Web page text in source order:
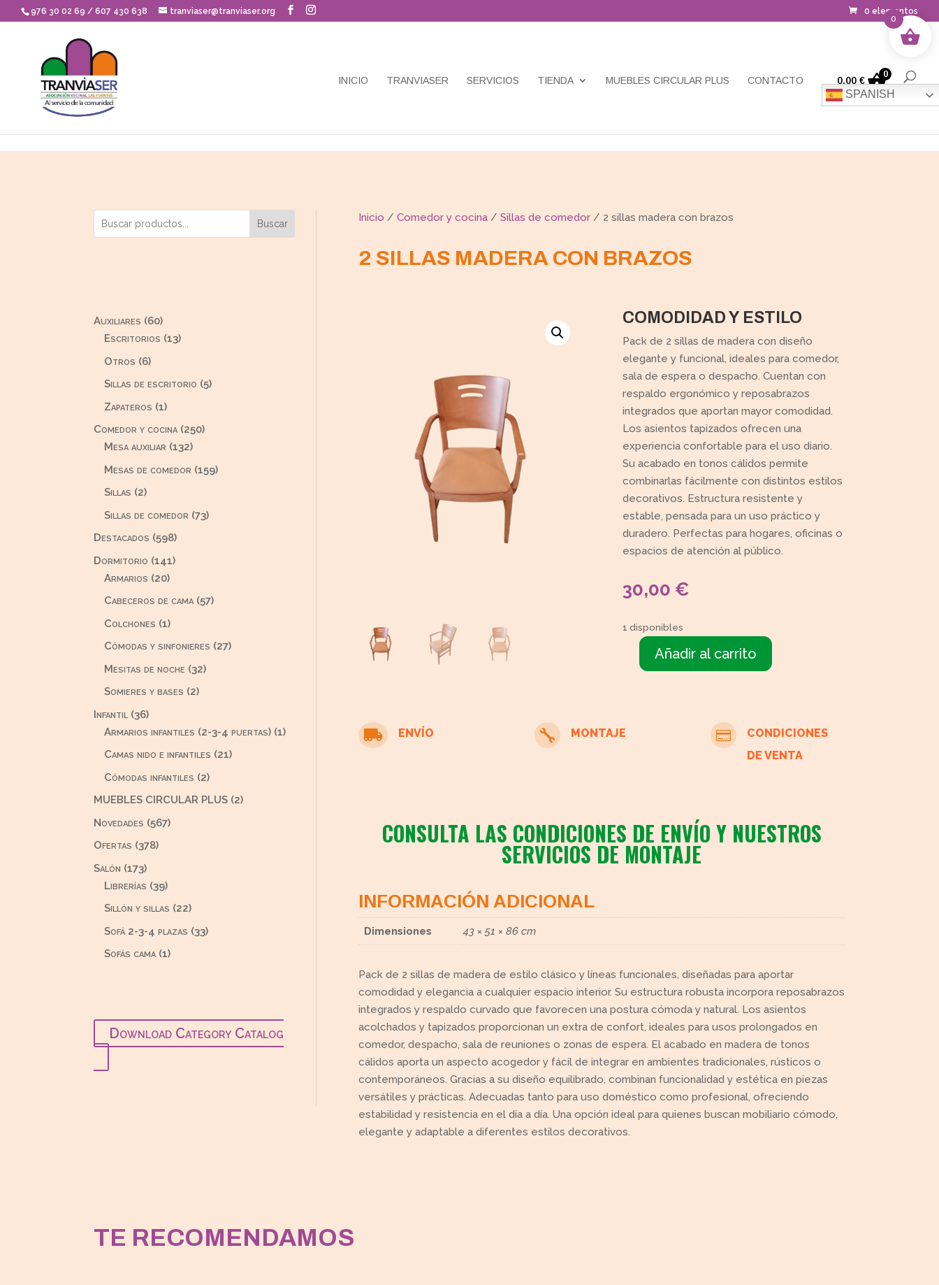
Skip to content
976 30 02 69 / 607 430 638 tranviaser@tranviaser.org 0 elementos
INICIO TRANVIASER SERVICIOS TIENDA MUEBLES CIRCULAR PLUS CONTACTO
SPANISH
0,00 €
0
Buscar
Auxiliares 6060
productos
Escritorios 1313
Otros 66
Sillas de escritorio 55
Zapateros 11
producto
Comedor y cocina 250250
Mesa auxiliar 132132
productos
Mesas de comedor 159159
Sillas 22
productos
Sillas de comedor 7373
Destacados 598598
productos
Dormitorio 141141
Armarios 2020
productos
Cabeceros de cama 5757
Colchones 11
Cómodas y sinfonieres 2727
Mesitas de noche 3232
Somieres y bases 22
Infantil 3636
productos
Armarios infantiles (2-3-4 puertas) 11
Camas nido e infantiles 2121
Cómodas infantiles 22
productos
MUEBLES CIRCULAR PLUS 22
Novedades 567567
Ofertas 378378
Salón 173173
productos
Librerías 3939
productos
Sillón y sillas 2222
productos
Sofá 2-3-4 plazas 3333
Sofás cama 11
Download Category Catalog
Inicio / Comedor y cocina/ Sillas de comedor/ 2 sillas madera con brazos
2 SILLAS MADERA CON BRAZOS
COMODIDAD Y ESTILO
Pack de 2 sillas de madera con diseño
elegante y funcional, ideales para comedor,
sala de espera o despacho. Cuentan con
respaldo ergonómico y reposabrazos
integrados que aportan mayor comodidad.
Los asientos tapizados ofrecen una
experiencia confortable para el uso diario.
Su acabado en tonos cálidos permite
combinarlas fácilmente con distintos estilos
decorativos. Estructura resistente y
estable, pensada para un uso práctico y
duradero. Perfectas para hogares, oficinas o
espacios de atención al público.
30,00 €
1 disponibles
brazos
Añadir al carrito
 ENVÍO  MONTAJE 
CONDICIONES
DE VENTA
CONSULTA LAS CONDICIONES DE ENVÍO Y NUESTROS
SERVICIOS DE MONTAJE
INFORMACIÓN ADICIONAL
Dimensiones 43 × 51 × 86 cm
Pack de 2 sillas de madera de estilo clásico y líneas funcionales, diseñadas para aportar
comodidad y elegancia a cualquier espacio interior. Su estructura robusta incorpora reposabrazos
integrados y respaldo curvado que favorecen una postura cómoda y natural. Los asientos
acolchados y tapizados proporcionan un extra de confort, ideales para usos prolongados en
comedor, despacho, sala de reuniones o zonas de espera. El acabado en madera de tonos
cálidos aporta un aspecto acogedor y fácil de integrar en ambientes tradicionales, rústicos o
contemporáneos. Gracias a su diseño equilibrado, combinan funcionalidad y estética en piezas
versátiles y prácticas. Adecuadas tanto para uso doméstico como profesional, ofreciendo
estabilidad y resistencia en el día a día. Una opción ideal para quienes buscan mobiliario cómodo,
elegante y adaptable a diferentes estilos decorativos.
TE RECOMENDAMOS
0